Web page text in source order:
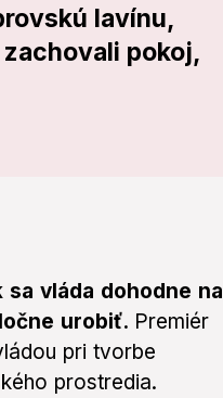
lavínu,
pokoj,
vláda dohodne na
urobiť. Premiér
pri tvorbe
prostredia.